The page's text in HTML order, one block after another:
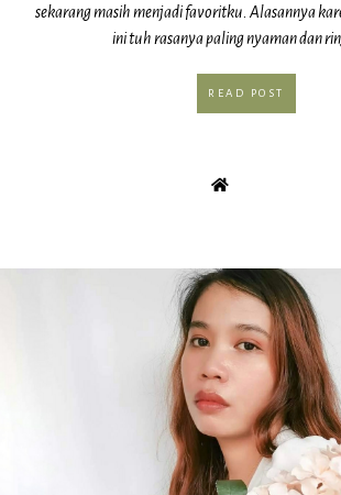
sekarang masih menjadi favoritku. Alasannya
ini tuh rasanya paling nyaman dan
READ POST